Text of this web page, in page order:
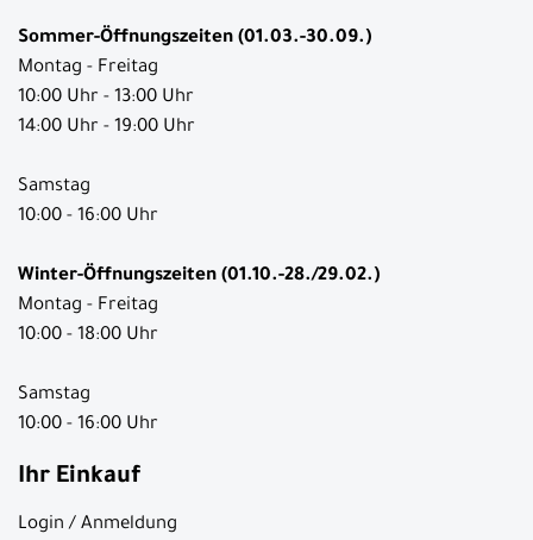
Sommer-Öffnungszeiten (01.03.-30.09.)
Montag - Freitag
10:00 Uhr - 13:00 Uhr
14:00 Uhr - 19:00 Uhr
Samstag
10:00 - 16:00 Uhr
Winter-Öffnungszeiten (01.10.-28./29.02.)
Montag - Freitag
10:00 - 18:00 Uhr
Samstag
10:00 - 16:00 Uhr
Ihr Einkauf
Login / Anmeldung